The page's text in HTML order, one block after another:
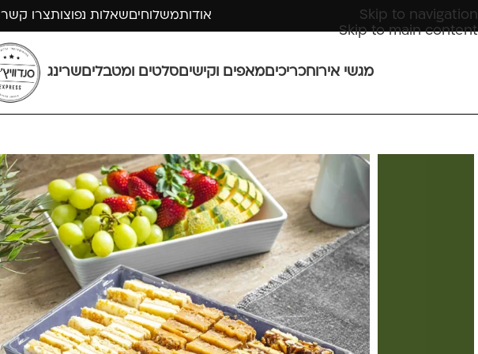
Skip to navigation
Skip to main content
אודותמשלוחיםשאלות נפוצותצרו קשר
מגשי אירוחכריכיםמאפים וקישיםסלטים ומטבליםשרינג